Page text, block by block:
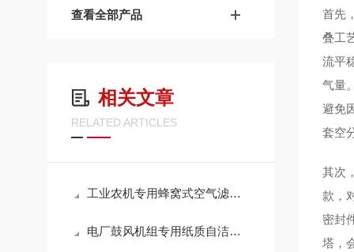
查看全部产品
相关文章
RELATED ARTICLES
工业农机专用蜂窝式空气滤芯AL172781技术参数
电厂鼓风机组专用纸质自洁式空气滤芯320*900选购指南
首先
叠工
流平
气量
避免
套空
其次
款，
密封
塔，